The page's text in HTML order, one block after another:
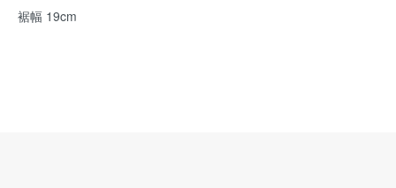
裾幅 19cm